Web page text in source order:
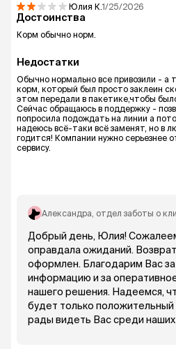
Юлия К.1/25/2026
Достоинства
Корм обычно норм.
Недостатки
Обычно нормально все привозили - а
корм, который был просто заклеин
этом передали в пакетике,чтобы
Сейчас обращаюсь в поддержку -
попросила подождать на линии а
надеюсь всё-таки всё заменят, но в
годится! Компании нужно серьезнее
сервису.
Александра , отдел заботы о
Добрый день, Юлия!
оправдала ожиданий.
оформлен. Благодарим Вас
информацию и за
нашего решения. Надеемся,
будет только
рады видеть Вас среди наших